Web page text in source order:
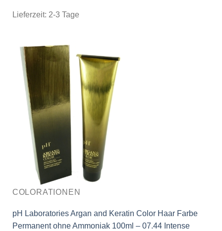
Lieferzeit: 2-3 Tage
COLORATIONEN
pH Laboratories Argan and Keratin Color Haar Farbe
Permanent ohne Ammoniak 100ml – 07.44 Intense